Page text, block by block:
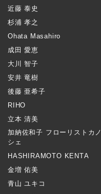
近藤 泰史
杉浦 孝之
Ohata Masahiro
成田 愛恵
大川 智子
安井 竜樹
後藤 亜希子
RIHO
立本 清美
加納佐和子 フローリストカノ
シェ
HASHIRAMOTO KENTA
金増 佑美
青山 ユキコ